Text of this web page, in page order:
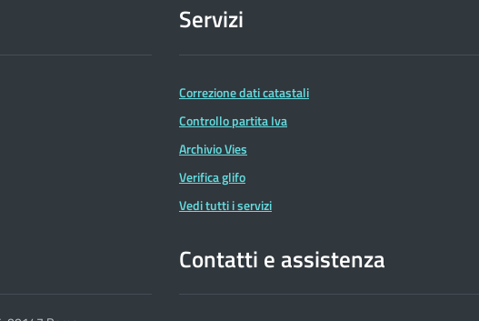
Servizi
Correzione dati catastali
Controllo partita Iva
Archivio Vies
Verifica glifo
Vedi tutti i servizi
Contatti e assistenza